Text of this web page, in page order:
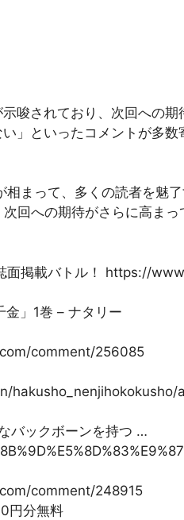
唆されており、次回への期
」といったコメントが多数
まって、多くの読者を魅
回への期待がさらに高まっ
面掲載バトル！ https://
」1巻 – ナタリー
comment/256085
バックボーンを持つ …
comment/248915
円分無料